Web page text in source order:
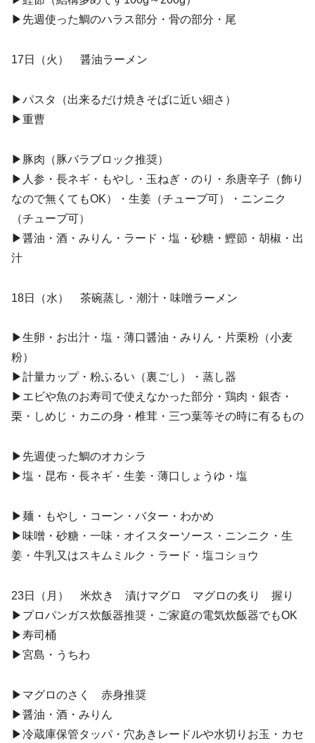
▶︎先週使った鯛のハラス部分・骨の部分・尾
17日（火） 醤油ラーメン
▶︎パスタ（出来るだけ焼きそばに近い細さ）
▶︎重曹
▶︎豚肉（豚バラブロック推奨）
▶︎人参・長ネギ・もやし・玉ねぎ・のり・糸唐辛子（飾り
なので無くてもOK）・生姜（チューブ可）・ニンニク
（チューブ可）
▶︎醤油・酒・みりん・ラード・塩・砂糖・鰹節・胡椒・出
汁
18日（水） 茶碗蒸し・潮汁・味噌ラーメン
▶︎生卵・お出汁・塩・薄口醤油・みりん・片栗粉（小麦
粉）
▶︎計量カップ・粉ふるい（裏ごし）・蒸し器
▶︎エビや魚のお寿司で使えなかった部分・鶏肉・銀杏・
栗・しめじ・カニの身・椎茸・三つ葉等その時に有るもの
▶︎先週使った鯛のオカシラ
▶︎塩・昆布・長ネギ・生姜・薄口しょうゆ・塩
▶︎麺・もやし・コーン・バター・わかめ
▶︎味噌・砂糖・一味・オイスターソース・ニンニク・生
姜・牛乳又はスキムミルク・ラード・塩コショウ
23日（月） 米炊き 漬けマグロ マグロの炙り 握り
▶︎プロパンガス炊飯器推奨・ご家庭の電気炊飯器でもOK
▶︎寿司桶
▶︎宮島・うちわ
▶︎マグロのさく 赤身推奨
▶︎醤油・酒・みりん
▶︎冷蔵庫保管タッパ・穴あきレードルや水切りお玉・カセ